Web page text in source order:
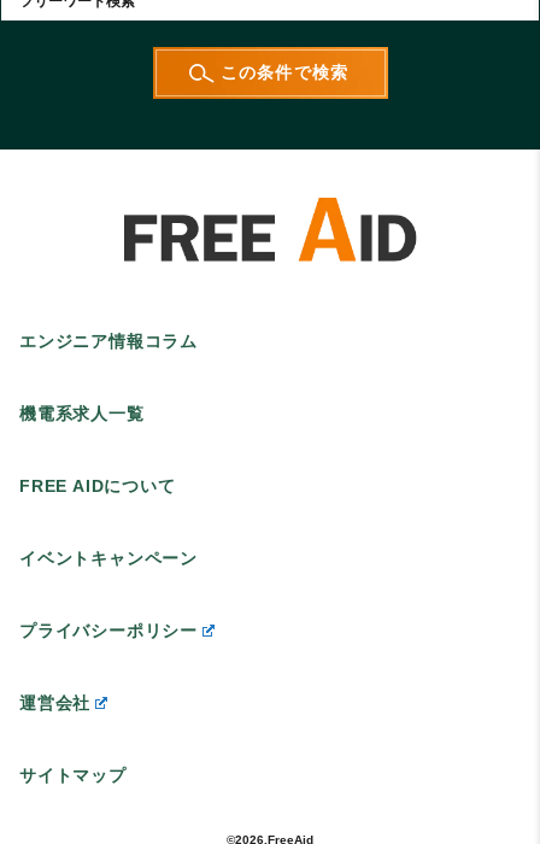
エンジニア情報コラム
機電系求人一覧
FREE AIDについて
イベントキャンペーン
プライバシーポリシー
運営会社
サイトマップ
©2026.FreeAid